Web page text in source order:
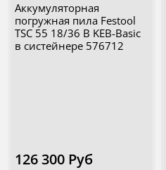
Аккумуляторная
погружная пила Festool
TSC 55 18/36 В KEB-Basic
в систейнере 576712
126 300 Руб